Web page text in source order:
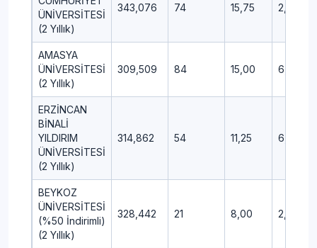
ÜNİVERSİTESİ
(2 Yıllık)
343,076 74 15,75 2,75
AMASYA
ÜNİVERSİTESİ
(2 Yıllık)
309,509 84 15,00 6,25
ERZİNCAN
BİNALİ
YILDIRIM
ÜNİVERSİTESİ
(2 Yıllık)
314,862 54 11,25 6,25
BEYKOZ
ÜNİVERSİTESİ
(%50 İndirimli)
(2 Yıllık)
328,442 21 8,00 2,25